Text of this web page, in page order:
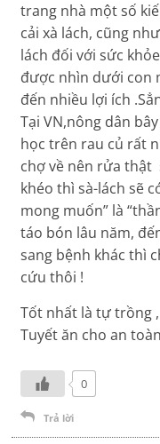
trang nhà một số
cải xà lách, cũng
lách đối với sức
được nhìn dưới con
đến nhiều lợi ích
Tại VN,nông dân
học trên rau củ rất
chợ về nên rửa thật
khéo thì sà-lách sẽ
mong muốn” là
táo bón lâu năm,
sang bệnh khác thì
cứu thôi !
Tốt nhất là tự trồng
Tuyết ăn cho an
0
Trả lời